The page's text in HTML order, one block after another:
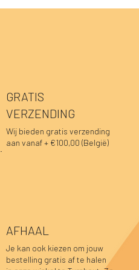
GRATIS
VERZENDING
Wij bieden gratis verzending
aan vanaf + €100,00 (België)
AFHAAL
Je kan ook kiezen om jouw
bestelling gratis af te halen